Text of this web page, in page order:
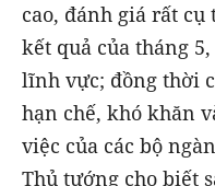
cao, đánh giá rất
kết quả của tháng
lĩnh vực; đồng thời
hạn chế, khó khăn
việc của các bộ
Thủ tướng cho biết